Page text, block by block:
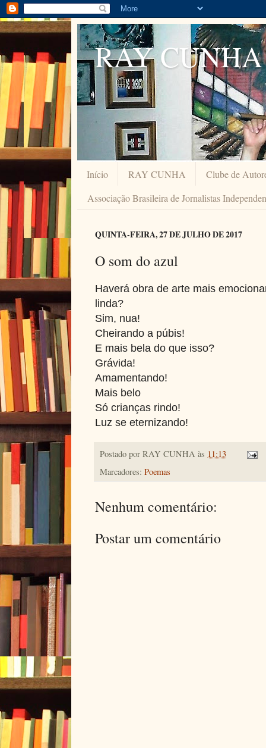
RAY CUNHA
Início RAY CUNHA
Clube de
Associação Brasileira de Jornalistas
QUINTA-FEIRA, 27 DE JULHO DE 2017
O som do azul
Haverá obra de arte mais
linda?
Sim, nua!
Cheirando a púbis!
E mais bela do que isso?
Grávida!
Amamentando!
Mais belo
Só crianças rindo!
Luz se eternizando!
Postado por RAY CUNHA às 11:13
Marcadores: Poemas
Nenhum comentário:
Postar um comentário